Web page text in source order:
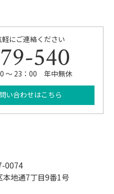
にご連絡ください
540
～ 23：00 年中無休
い合わせはこちら
0074
本地通7丁目9番1号